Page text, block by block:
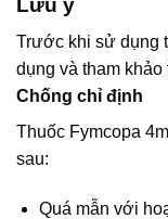
Trước khi sử dụng
dụng và tham
Chống chỉ định
Thuốc Fymcopa
sau:
Quá mẫn với